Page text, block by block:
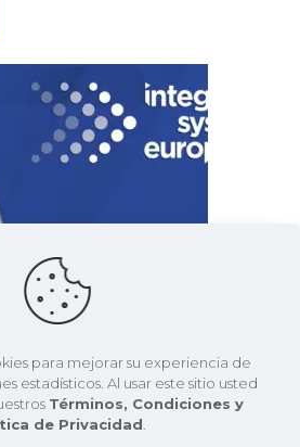
para mejorar su experiencia de
estadísticos. Al usar este sitio usted
Términos, Condiciones y
de Privacidad